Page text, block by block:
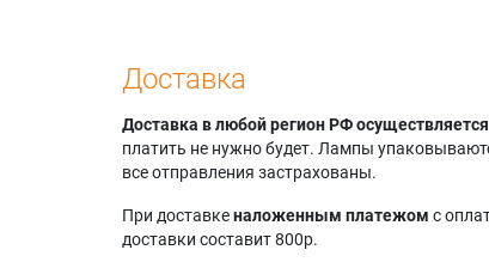
Доставка
Доставка в любой регион РФ
платить не нужно будет. Лампы
все отправления застрахованы.
При доставкеналоженным платежом с
доставки составит 800р.